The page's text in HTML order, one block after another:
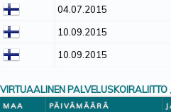
04.07.2015
10.09.2015
10.09.2015
VIRTUAALINEN PALVELUSKOIRALIITTO
MAA PÄIVÄMÄÄRÄ